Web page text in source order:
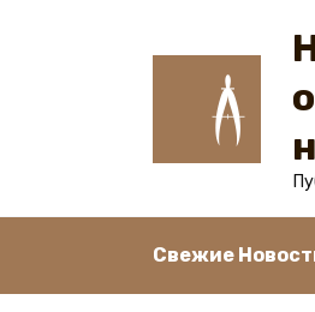
Свежие